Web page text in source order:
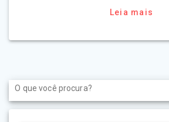
Leia mais
Search
for: